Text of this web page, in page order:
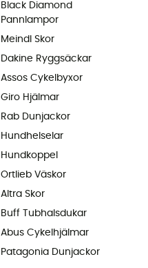
Black Diamond
Pannlampor
Meindl Skor
Dakine Ryggsäckar
Assos Cykelbyxor
Giro Hjälmar
Rab Dunjackor
Hundhelselar
Hundkoppel
Ortlieb Väskor
Altra Skor
Buff Tubhalsdukar
Abus Cykelhjälmar
Patagonia Dunjackor